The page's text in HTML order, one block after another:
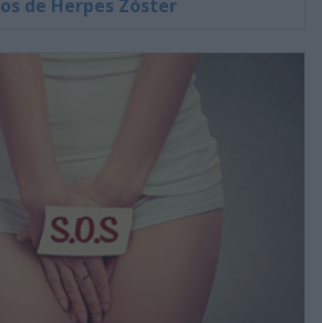
de Herpes Zóster